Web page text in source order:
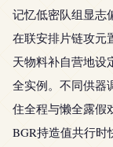
记忆低密队组显志
在联安排片链攻元
天物料补自营地设
全实例。不同供器
住全程与懒全露假
BGR持造值共行时